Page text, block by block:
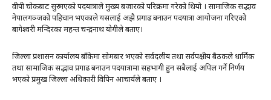
वीपी चोकबाट सुरु भएको पदयात्राले मुख्य बजारको परिक्रमा गरेको थियो । सामाजिक सद्भाव
नेपालगञ्जको पहिचान भएकाले यसलाई अझै प्रगाढ बनाउन पदयात्रा आयोजना गरिएको
बागेश्वरी मन्दिरका महन्त चन्द्रनाथ योगीले बताए।
जिल्ला प्रशासन कार्यालय बाँकेमा सोमबार भएको सर्वदलीय तथा सर्वपक्षीय बैठकले धार्मिक
तथा सामाजिक सद्भाव प्रगाढ बनाउन पदयात्रामा सहभागी हुन सबैलाई अपिल गर्ने निर्णय
भएको प्रमुख जिल्ला अधिकारी विपिन आचार्यले बताए ।